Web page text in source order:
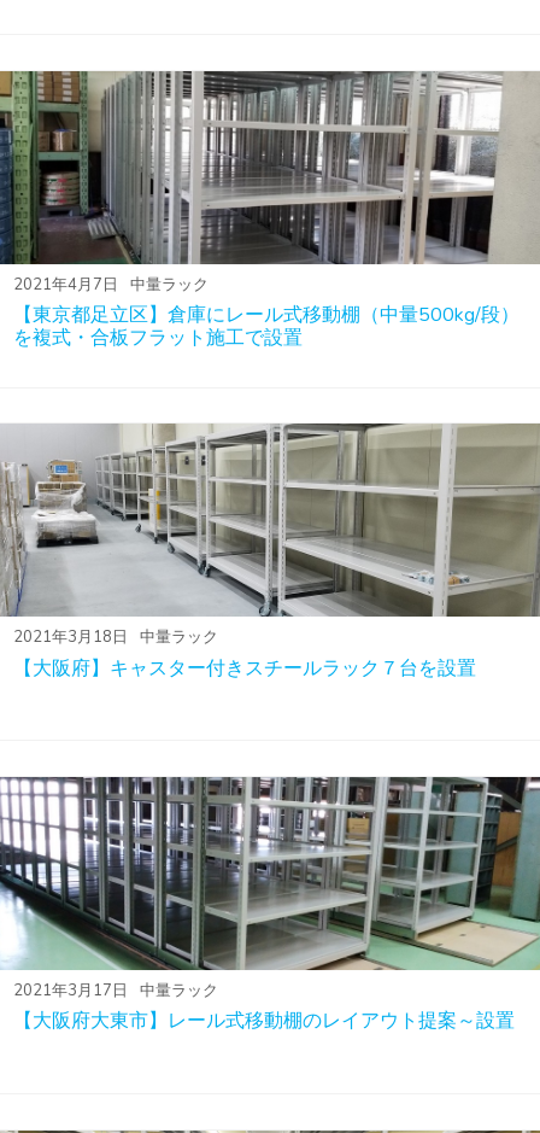
2021年4月7日 中量ラック
【東京都足立区】倉庫にレール式移動棚（中量500kg/段）
を複式・合板フラット施工で設置
2021年3月18日 中量ラック
【大阪府】キャスター付きスチールラック７台を設置
2021年3月17日 中量ラック
【大阪府大東市】レール式移動棚のレイアウト提案～設置